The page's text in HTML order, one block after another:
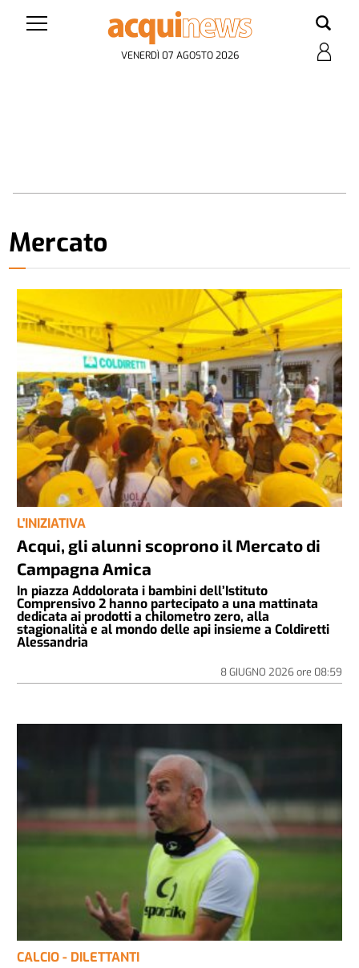
VENERDÌ 07 AGOSTO 2026
Mercato
L'INIZIATIVA
Acqui, gli alunni scoprono il Mercato di
Campagna Amica
In piazza Addolorata i bambini dell’Istituto
Comprensivo 2 hanno partecipato a una mattinata
dedicata ai prodotti a chilometro zero, alla
stagionalità e al mondo delle api insieme a Coldiretti
Alessandria
8 GIUGNO 2026ore 08:59
CALCIO - DILETTANTI